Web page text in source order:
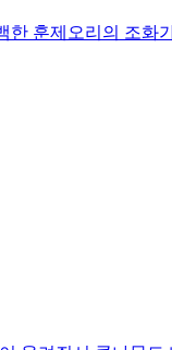
한 훈제오리의 조화